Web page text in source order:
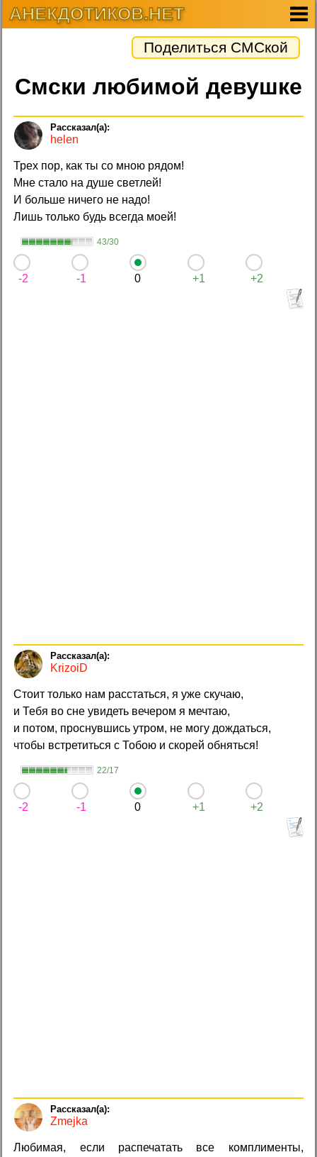
АНЕКДОТИКОВ.НЕТ
Поделиться СМСкой
Смски любимой девушке
helen
Трех пор, как ты со мною рядом!
Мне стало на душе светлей!
И больше ничего не надо!
Лишь только будь всегда моей!
43/30
-2 -1 0 +1 +2
KrizoiD
Стоит только нам расстаться, я уже скучаю,
и Тебя во сне увидеть вечером я мечтаю,
и потом, проснувшись утром, не могу дождаться,
чтобы встретиться с Тобою и скорей обняться!
22/17
-2 -1 0 +1 +2
Zmejka
Любимая, если распечатать все комплименты,